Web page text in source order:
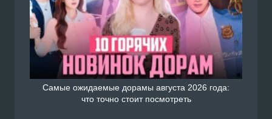
Самые ожидаемые дорамы августа 2026 года:
что точно стоит посмотреть